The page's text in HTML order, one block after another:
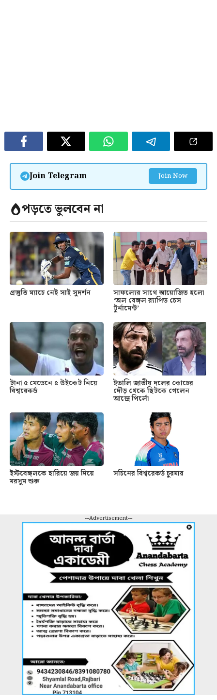
Join Telegram Join Now
পড়তে ভুলবেন না
প্রস্তুতি ম্যাচে নেই সাই সুদর্শন সাফল্যের সাথে আয়োজিত হলো
‘অল বেঙ্গল র‍্যাপিড চেস
টুর্নামেন্ট’
টানা ৫ মেডেনে ৫ উইকেট নিয়ে
বিশ্বরেকর্ড
ইতালি জাতীয় দলের কোচের
দৌড় থেকে ছিটকে গেলেন
আন্দ্রে পির্লো
ইস্টবেঙ্গলকে হারিয়ে জয় দিয়ে
মরসুম শুরু
সচিনের বিশ্বরেকর্ড চুরমার
---Advertisement---